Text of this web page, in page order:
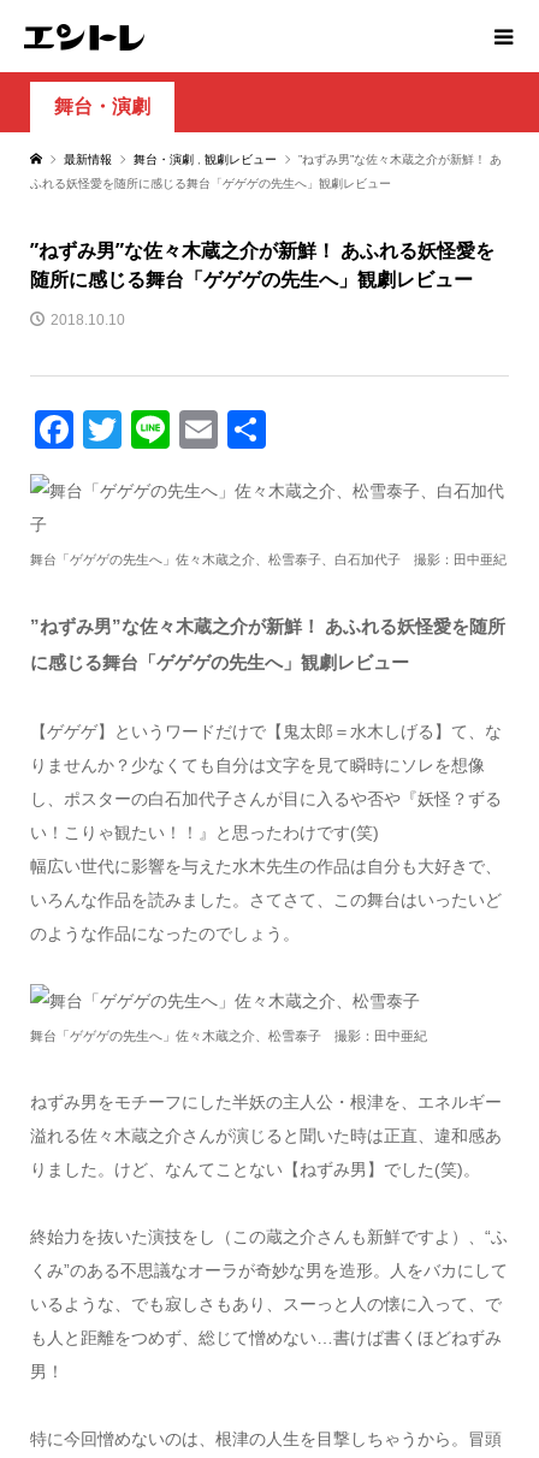
舞台・演劇
最新情報 舞台・演劇 観劇レビュー
”ねずみ男”な佐々木蔵之介が新鮮！ あ
ふれる妖怪愛を随所に感じる舞台「ゲゲゲの先生へ」観劇レビュー
”ねずみ男”な佐々木蔵之介が新鮮！ あふれる妖怪愛を
随所に感じる舞台「ゲゲゲの先生へ」観劇レビュー
2018.10.10
Facebook
Twitter
LineEmail
舞台「ゲゲゲの先生へ」佐々木蔵之介、松雪泰子、白石加代子 撮影：田中亜紀
”ねずみ男”な佐々木蔵之介が新鮮！ あふれる妖怪愛を随所
に感じる舞台「ゲゲゲの先生へ」観劇レビュー
【ゲゲゲ】というワードだけで【鬼太郎＝水木しげる】て、な
りませんか？少なくても自分は文字を見て瞬時にソレを想像
し、ポスターの白石加代子さんが目に入るや否や『妖怪？ずる
い！こりゃ観たい！！』と思ったわけです(笑)
幅広い世代に影響を与えた水木先生の作品は自分も大好きで、
いろんな作品を読みました。さてさて、この舞台はいったいど
のような作品になったのでしょう。
舞台「ゲゲゲの先生へ」佐々木蔵之介、松雪泰子 撮影：田中亜紀
ねずみ男をモチーフにした半妖の主人公・根津を、エネルギー
溢れる佐々木蔵之介さんが演じると聞いた時は正直、違和感あ
りました。けど、なんてことない【ねずみ男】でした(笑)。
終始力を抜いた演技をし（この蔵之介さんも新鮮ですよ）、“ふ
くみ”のある不思議なオーラが奇妙な男を造形。人をバカにして
いるような、でも寂しさもあり、スーっと人の懐に入って、で
も人と距離をつめず、総じて憎めない…書けば書くほどねずみ
男！
特に今回憎めないのは、根津の人生を目撃しちゃうから。冒頭